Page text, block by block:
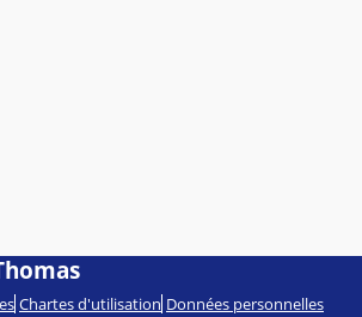
Chartes d'utilisation Données personnelles